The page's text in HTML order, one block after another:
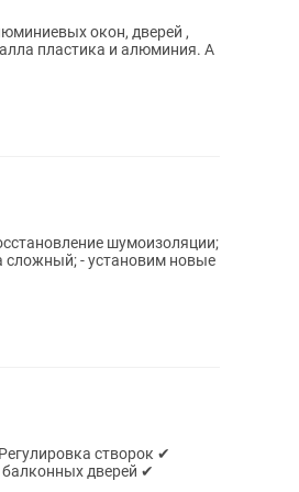
окон, дверей ,
пластика и алюминия. А
сложный; - установим новые
дверей ✔